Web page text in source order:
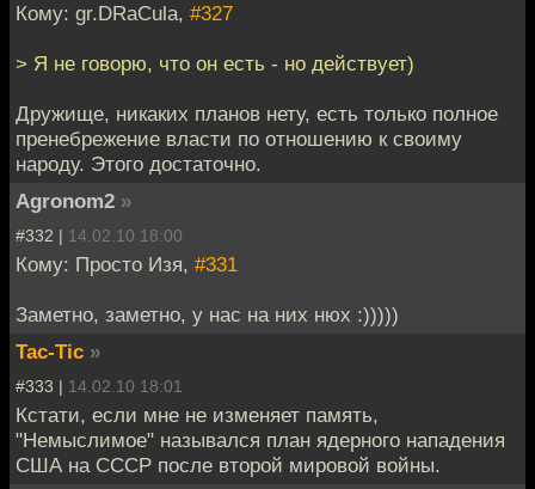
Кому: gr.DRaCula, #327
> Я не говорю, что он есть - но действует)
Дружище, никаких планов нету, есть только полное
пренебрежение власти по отношению к своиму
народу. Этого достаточно.
Agronom2 »
#332 | 14.02.10 18:00
Кому: Просто Изя, #331
Заметно, заметно, у нас на них нюх :)))))
Tac-Tic »
#333 | 14.02.10 18:01
Кстати, если мне не изменяет память,
"Немыслимое" назывался план ядерного нападения
США на СССР после второй мировой войны.